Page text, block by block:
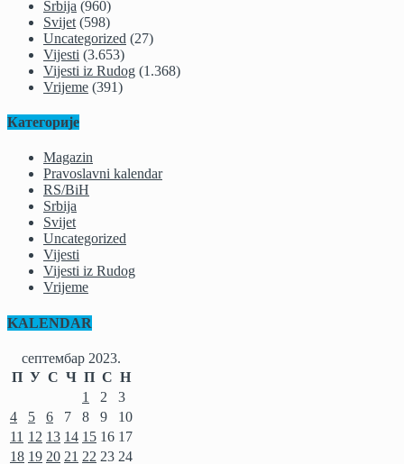
Srbija (960)
Svijet (598)
Uncategorized (27)
Vijesti (3.653)
Vijesti iz Rudog (1.368)
Vrijeme (391)
Категорије
Magazin
Pravoslavni kalendar
RS/BiH
Srbija
Svijet
Uncategorized
Vijesti
Vijesti iz Rudog
Vrijeme
KALENDAR
септембар 2023.
П У С Ч П С Н
1
2
3
4
5 6 7 8 9
10
11 12 13 14 15 16 17
18 19 20 21 22 23 24